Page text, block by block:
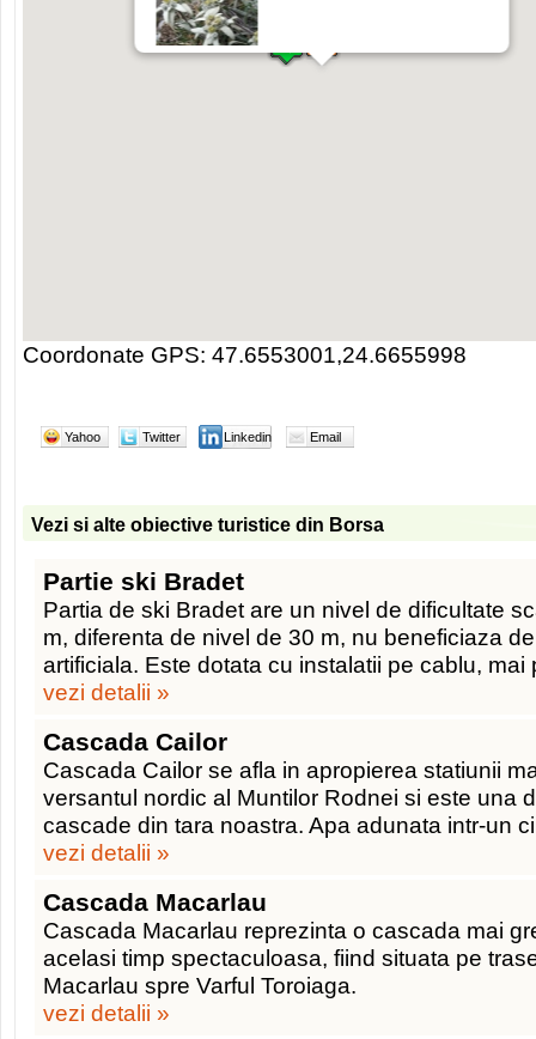
Coordonate GPS: 47.6553001,24.6655998
Yahoo Twitter Linkedin Email
Vezi si alte obiective turistice din Borsa
Partie ski Bradet
Partia de ski Bradet are un nivel de dificultate
m, diferenta de nivel de 30 m, nu beneficiaza
artificiala. Este dotata cu instalatii pe cablu, mai
vezi detalii »
Cascada Cailor
Cascada Cailor se afla in apropierea statiunii
versantul nordic al Muntilor Rodnei si este una
cascade din tara noastra. Apa adunata intr-un
vezi detalii »
Cascada Macarlau
Cascada Macarlau reprezinta o cascada mai
acelasi timp spectaculoasa, fiind situata pe
Macarlau spre Varful Toroiaga.
vezi detalii »